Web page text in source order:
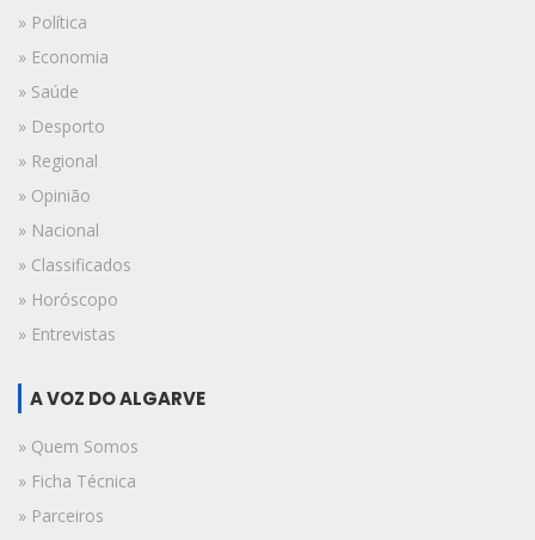
» Política
» Economia
» Saúde
» Desporto
» Regional
» Opinião
» Nacional
» Classificados
» Horóscopo
» Entrevistas
A VOZ DO ALGARVE
» Quem Somos
» Ficha Técnica
» Parceiros